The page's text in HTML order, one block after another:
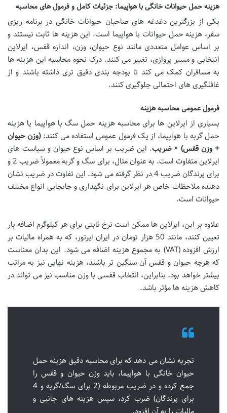
هزینه حمل حیوانات خانگی با هواپیما: جزئیات کامل و فرمول های محاسبه
یکی از بزرگترین دغدغه های صاحبان حیوانات خانگی در برنامه ریزی
سفر، هزینه حمل حیوانات با هواپیما است. این هزینه ها ثابت نیستند و
بر اساس عوامل متعددی مانند نوع حیوان، وزن، اندازه قفس، ایرلاین
انتخابی و مسیر پروازی، تغییر می کنند. درک نحوه محاسبه این هزینه ها
به مسافران کمک می کند تا بودجه بندی دقیق تری داشته باشند و از
غافلگیری های احتمالی جلوگیری کنند.
فرمول عمومی محاسبه هزینه
بسیاری از ایرلاین ها برای محاسبههزینه حمل سگ با هواپیما یا هزینه
حمل گربه با هواپیما، از یک فرمول عمومی استفاده می کنند:(وزن حیوان
+ وزن قفس) × ضریب. این ضریب بر اساس نوع حیوان و سیاست های
ایرلاین متفاوت است. به عنوان مثال، برای سگ و گربه معمولاً ضریب 2 و
برای پرندگان ضریب 4 در نظر گرفته می شود. این تفاوت در ضریب نشان
دهنده ملاحظات خاص هر ایرلاین برای نگهداری و جابجایی انواع مختلف
حیوانات است.
علاوه بر این، ایرلاین ها ممکن است نرخ ثابتی برای هر کیلوگرم اضافه بار
تعیین کنند، مانند 50 هزار تومان در ایران ایرتور، که به همراه مالیات بر
ارزش افزوده (VAT) به مجموع هزینه اضافه می شود. این بدان معناست
که هرچه حیوان و قفس آن سنگین تر باشند، هزینه نهایی نیز به مراتب
بیشتر خواهد بود. بنابراین، انتخاب قفسی با وزن مناسب نیز می تواند در
کاهش هزینه ها مؤثر باشد.
تجربه نشان می دهد که برای محاسبه دقیق هزینه حمل
حیوان خانگی با هواپیما، باید وزن حیوان و قفس را
جمع کرده و در ضریب مربوطه (2 برای سگ/گربه و 4
برای پرندگان) ضرب کرد، سپس هزینه های جانبی و